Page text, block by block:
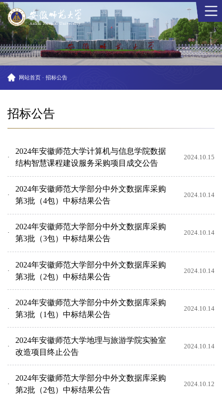
网站首页 · 招标公告
招标公告
2024年安徽师范大学计算机与信息学院数据
结构智慧课程建设服务采购项目成交公告
2024.10.15
2024年安徽师范大学部分中外文数据库采购
第3批（4包）中标结果公告
2024.10.14
2024年安徽师范大学部分中外文数据库采购
第3批（3包）中标结果公告
2024.10.14
2024年安徽师范大学部分中外文数据库采购
第3批（2包）中标结果公告
2024.10.14
2024年安徽师范大学部分中外文数据库采购
第3批（1包）中标结果公告
2024.10.14
2024年安徽师范大学地理与旅游学院实验室
改造项目终止公告
2024.10.14
2024年安徽师范大学部分中外文数据库采购
第2批（2包）中标结果公告
2024.10.12